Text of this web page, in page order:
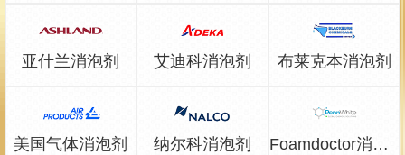
亚什兰消泡剂 艾迪科消泡剂 布莱克本消泡剂
美国气体消泡剂 纳尔科消泡剂 Foamdoctor消泡剂